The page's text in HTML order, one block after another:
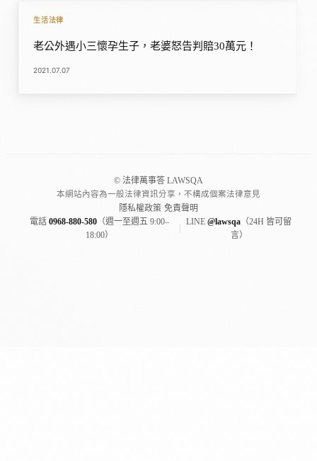
生活法律
老公外遇小三懷孕生子，老婆怒告判賠30萬元！
2021.07.07
© 法律萬事答 LAWSQA
本網站內容為一般法律資訊分享，不構成個案法律意見
隱私權政策·免責聲明
電話0968-880-580 （週一至週五 9:00–
18:00）
LINE@lawsqa （24H 皆可留
言）